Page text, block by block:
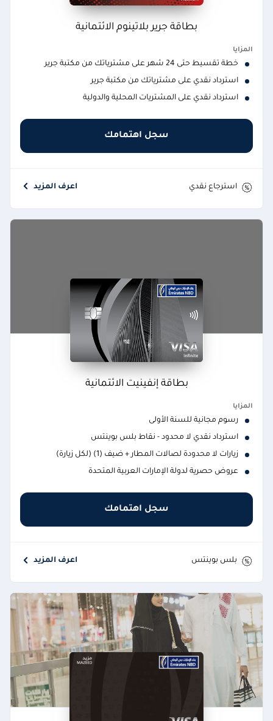
بطاقة جرير بلاتينوم الائتمانية
المزايا
خطة تقسيط حتى 24 شهر على مشترياتك من مكتبة جرير
استرداد نقدي على مشترياتك من مكتبة جرير
استرداد نقدي على المشتريات المحلية والدولية
سجل اهتمامك
استرجاع نقدي اعرف المزيد
بطاقة إنفينيت الائتمانية
المزايا
رسوم مجانية للسنة الأولى
استرداد نقدي لا محدود - نقاط بلس بوينتس
زيارات لا محدودة لصالات المطار + ضيف (1) (لكل زيارة)
عروض حصرية لدولة الإمارات العربية المتحدة
سجل اهتمامك
بلس بوينتس اعرف المزيد